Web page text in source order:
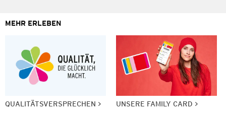
MEHR ERLEBEN
QUALITÄTSVERSPRECHEN UNSERE FAMILY CARD